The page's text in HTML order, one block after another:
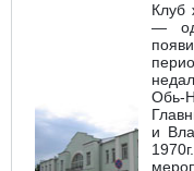
Клуб
—
Обь-
и